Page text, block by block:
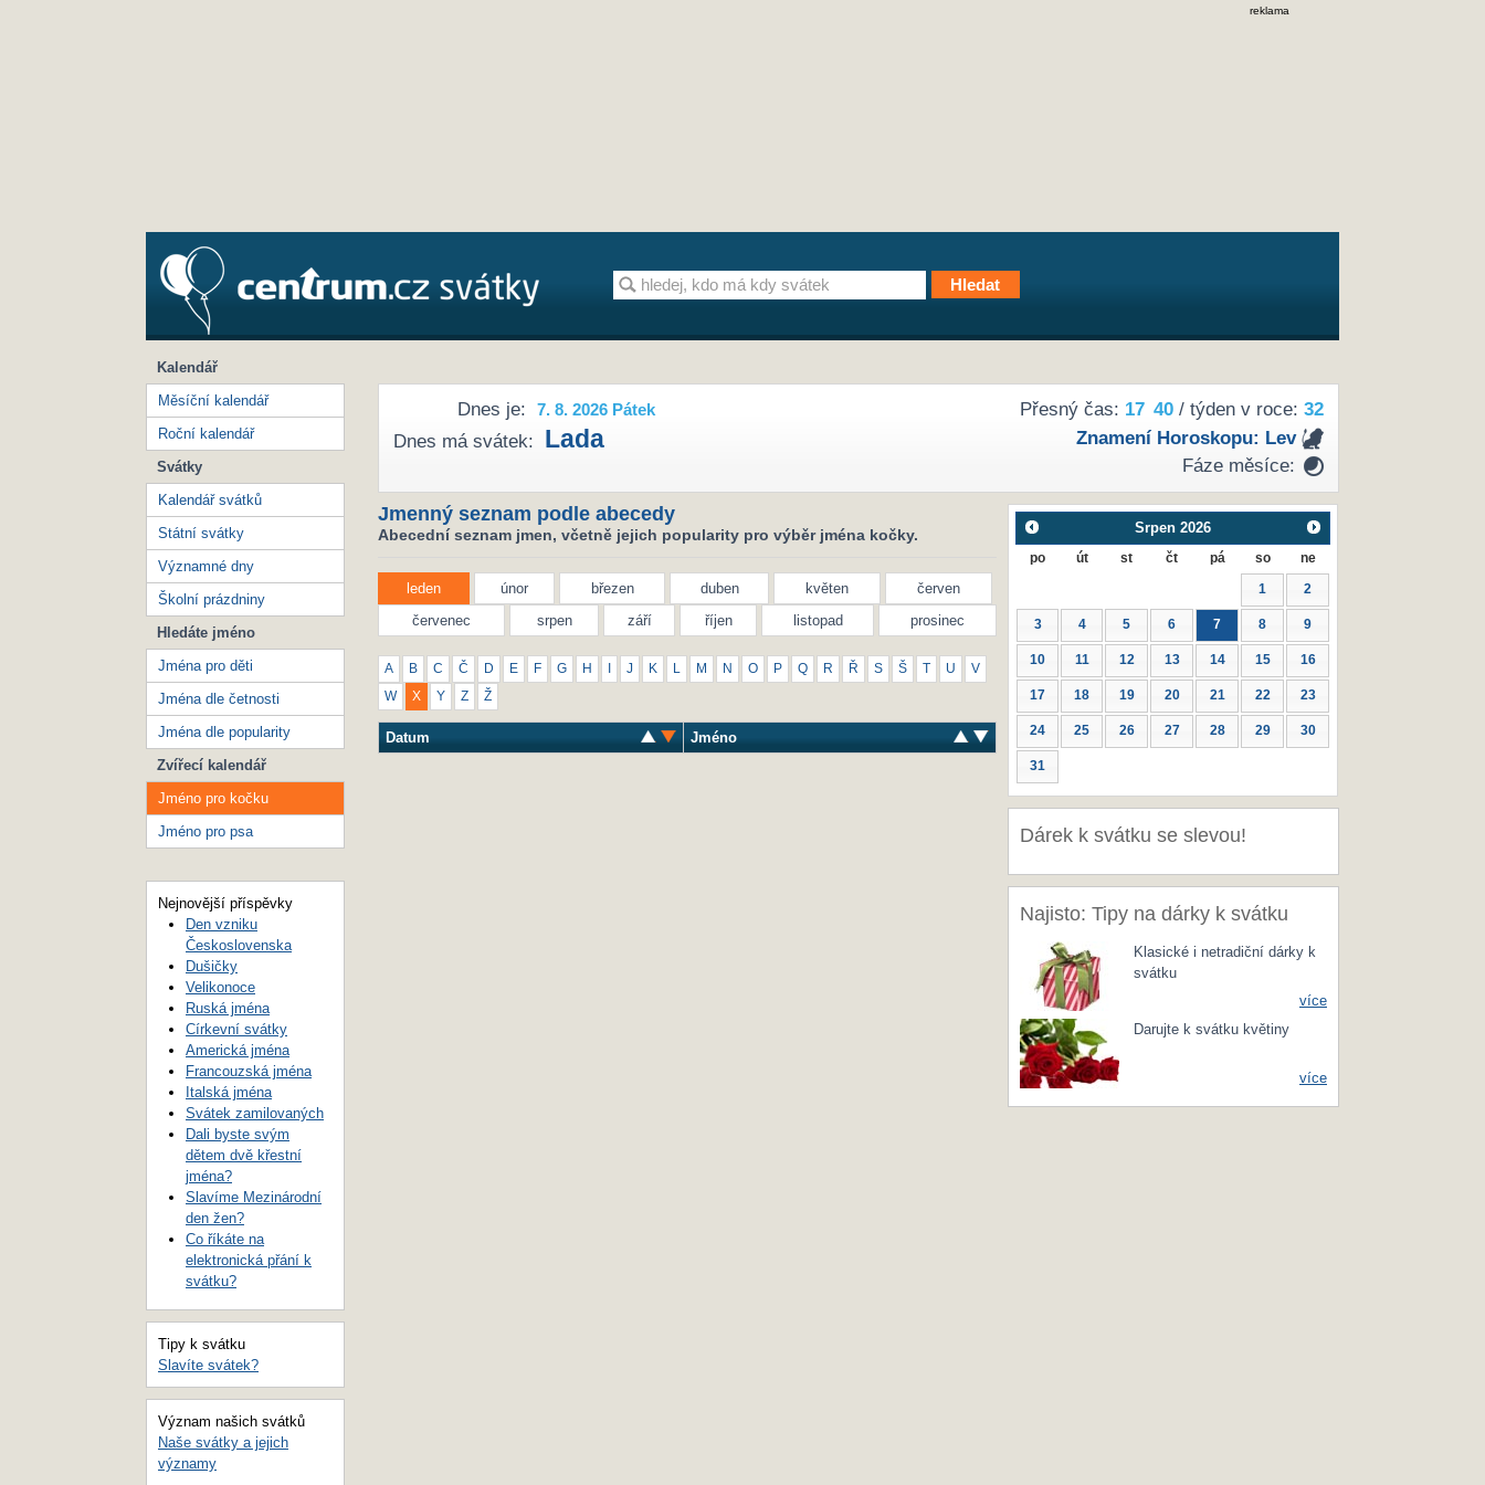
reklama
Přesný čas: 17 40/ týden v roce: 32
Znamení Horoskopu: Lev
Fáze měsíce:
Dnes je: 7. 8. 2026 Pátek
Dnes má svátek: Lada
Jmenný seznam podle abecedy
Abecední seznam jmen, včetně jejich popularity pro výběr jména kočky.
leden únor březen duben květen
červen
červenec
srpen září říjen listopad prosinec
A B C Č D E F G H J K M N O P Q R Ř S Š T U V
W X Y Z Ž
Datum Jméno
Srpen 2026
po út st čt pá so ne
1 2
3 4 5 6 7 8 9
10 11 12 13 14 15 16
17 18 19 20 21 22 23
24 25 26 27 28 29 30
31
Dárek k svátku se slevou!
Najisto: Tipy na dárky k svátku
Klasické i netradiční dárky k
svátku
více
Darujte k svátku květiny
více
Kalendář
Měsíční kalendář
Roční kalendář
Svátky
Kalendář svátků
Státní svátky
Významné dny
Školní prázdniny
Hledáte jméno
Jména pro děti
Jména dle četnosti
Jména dle popularity
Zvířecí kalendář
Jméno pro kočku
Jméno pro psa
Nejnovější příspěvky
Den vzniku
Československa
Dušičky
Velikonoce
Ruská jména
Církevní svátky
Americká jména
Francouzská jména
Italská jména
Svátek zamilovaných
Dali byste svým
dětem dvě křestní
jména?
Slavíme Mezinárodní
den žen?
Co říkáte na
elektronická přání k
svátku?
Tipy k svátku
Slavíte svátek?
Význam našich svátků
Naše svátky a jejich
významy